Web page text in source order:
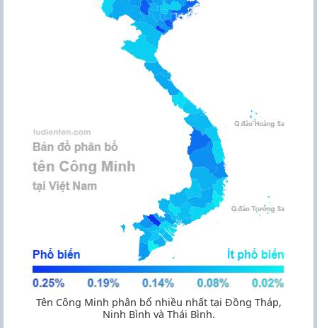
Tên Công Minh phân bổ nhiều nhất tại Ðồng Tháp,
Ninh Bình và Thái Bình.